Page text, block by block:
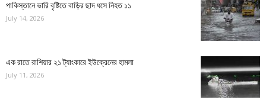
পাকিস্তানে ভারি বৃষ্টিতে বাড়ির ছাদ ধসে নিহত ১১
July 14, 2026
এক রাতে রাশিয়ার ২১ ট্যাংকারে ইউক্রেনের হামলা
July 11, 2026